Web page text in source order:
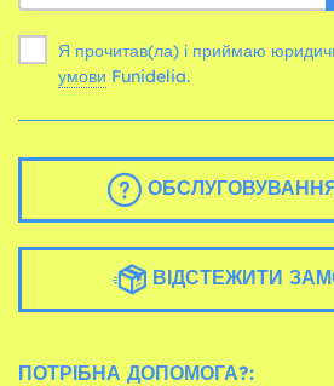
Я прочитав(ла) і приймаю
умови Funidelia.
ОБСЛУГОВУВАННЯ
ВІДСТЕЖИТИ
ПОТРІБНА ДОПОМОГА?: